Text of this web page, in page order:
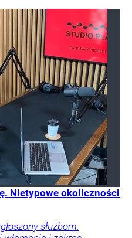
Nietypowe okoliczności
służbom.